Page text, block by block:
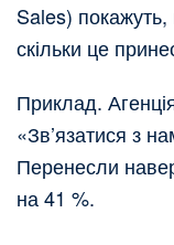
Sales)
скільки це
Приклад.
«Зв’язатися з
Перенесли
на 41 %.